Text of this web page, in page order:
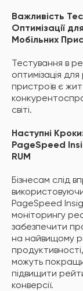
Важливість
Оптимізації
Мобільних
Тестування в
оптимізація
пристроїв є
світі.
Наступні
PageSpeed
RUM
Бізнесам слід
PageSpeed
моніторингу
забезпечити
на найвищому
продуктивності,
можуть
підвищити
конверсії.